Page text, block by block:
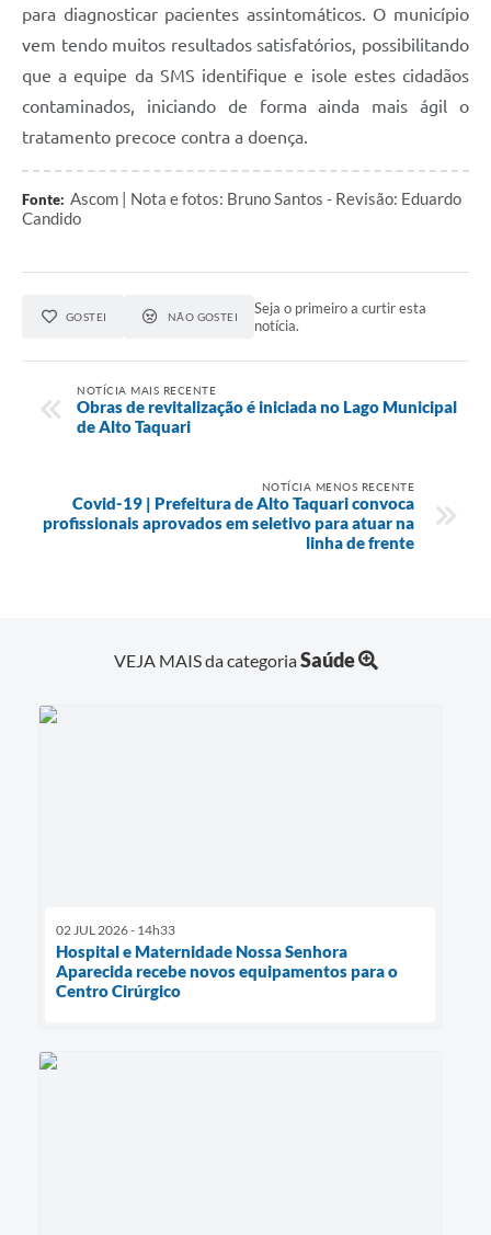
para diagnosticar pacientes assintomáticos. O município
vem tendo muitos resultados satisfatórios, possibilitando
que a equipe da SMS identifique e isole estes cidadãos
contaminados, iniciando de forma ainda mais ágil o
tratamento precoce contra a doença.
Fonte: Ascom | Nota e fotos: Bruno Santos - Revisão: Eduardo
Candido
GOSTEI NÃO GOSTEI
Seja o primeiro a curtir esta
notícia.
NOTÍCIA MAIS RECENTE
Obras de revitalização é iniciada no Lago Municipal
de Alto Taquari
NOTÍCIA MENOS RECENTE
Covid-19 | Prefeitura de Alto Taquari convoca
profissionais aprovados em seletivo para atuar na
linha de frente
VEJA MAIS da categoriaSaúde
02 JUL 2026 - 14h33
Hospital e Maternidade Nossa Senhora
Aparecida recebe novos equipamentos para o
Centro Cirúrgico